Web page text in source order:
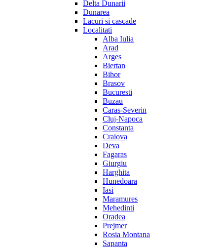
Delta Dunarii
Dunarea
Lacuri si cascade
Localitati
Alba Iulia
Arad
Arges
Biertan
Bihor
Brasov
Bucuresti
Buzau
Caras-Severin
Cluj-Napoca
Constanta
Craiova
Deva
Fagaras
Giurgiu
Harghita
Hunedoara
Iasi
Maramures
Mehedinti
Oradea
Prejmer
Rosia Montana
Sapanta